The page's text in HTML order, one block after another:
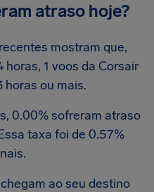
atraso hoje?
mostram que,
horas, 1 voos da Corsair
horas ou mais.
0.00% sofreram atraso
taxa foi de 0.57%
ao seu destino